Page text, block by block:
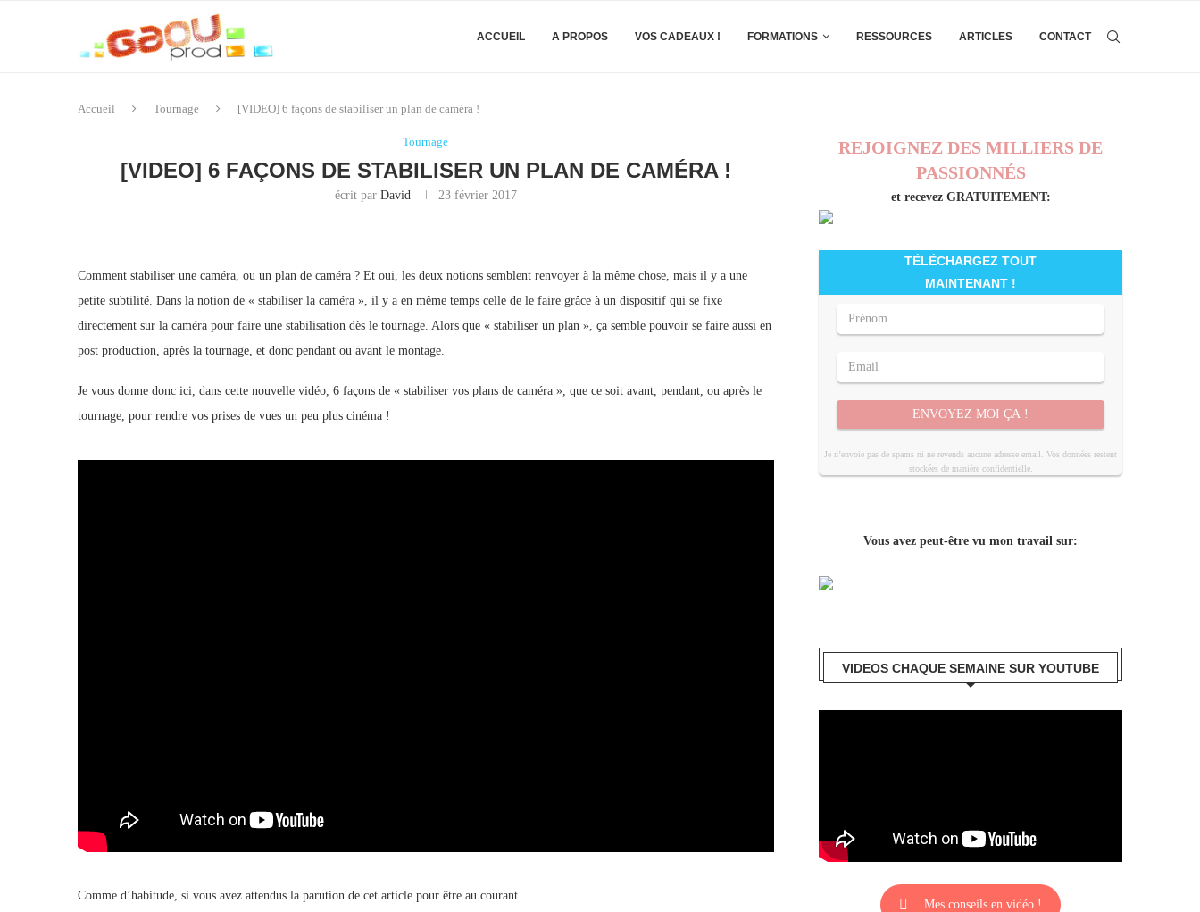
ACCUEIL A PROPOS VOS CADEAUX ! FORMATIONS RESSOURCES ARTICLES CONTACT
Accueil Tournage [VIDEO] 6 façons de stabiliser un plan de caméra !
Tournage
[VIDEO] 6 FAÇONS DE STABILISER UN PLAN DE CAMÉRA !
écrit par David 23 février 2017
Comment stabiliser une caméra, ou un plan de caméra ? Et oui, les deux notions semblent renvoyer à la même chose, mais il y a une
petite subtilité. Dans la notion de « stabiliser la caméra », il y a en même temps celle de le faire grâce à un dispositif qui se fixe
directement sur la caméra pour faire une stabilisation dès le tournage. Alors que « stabiliser un plan », ça semble pouvoir se faire aussi en
post production, après la tournage, et donc pendant ou avant le montage.
Je vous donne donc ici, dans cette nouvelle vidéo, 6 façons de « stabiliser vos plans de caméra », que ce soit avant, pendant, ou après le
tournage, pour rendre vos prises de vues un peu plus cinéma !
Comme d’habitude, si vous avez attendus la parution de cet article pour être au courant
REJOIGNEZ DES MILLIERS DE
PASSIONNÉS
et recevez GRATUITEMENT:
TÉLÉCHARGEZ TOUT
MAINTENANT !
ENVOYEZ MOI ÇA !
Je n’envoie pas de spams ni ne revends aucune adresse email. Vos données restent
stockées de manière confidentielle.
Vous avez peut-être vu mon travail sur:
VIDEOS CHAQUE SEMAINE SUR YOUTUBE
Mes conseils en vidéo !